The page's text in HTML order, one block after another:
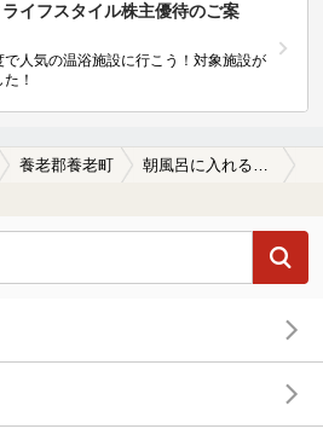
ライフスタイル株主優待のご案
で人気の温浴施設に行こう！対象施設が
！
養老郡養老町 朝風呂に入れる養老郡養老町の温泉、日帰り温泉、スーパー銭湯おすすめ